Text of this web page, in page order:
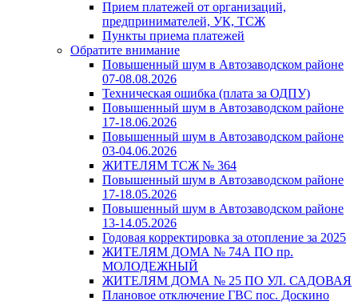
Прием платежей от организаций,
предпринимателей, УК, ТСЖ
Пункты приема платежей
Обратите внимание
Повышенный шум в Автозаводском районе
07-08.08.2026
Техническая ошибка (плата за ОДПУ)
Повышенный шум в Автозаводском районе
17-18.06.2026
Повышенный шум в Автозаводском районе
03-04.06.2026
ЖИТЕЛЯМ ТСЖ № 364
Повышенный шум в Автозаводском районе
17-18.05.2026
Повышенный шум в Автозаводском районе
13-14.05.2026
Годовая корректировка за отопление за 2025
ЖИТЕЛЯМ ДОМА № 74А ПО пр.
МОЛОДЕЖНЫЙ
ЖИТЕЛЯМ ДОМА № 25 ПО УЛ. САДОВАЯ
Плановое отключение ГВС пос. Доскино